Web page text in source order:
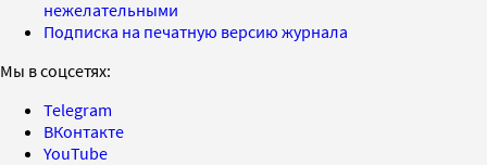
нежелательными
Подписка на печатную версию журнала
Мы в соцсетях:
Telegram
ВКонтакте
YouTube